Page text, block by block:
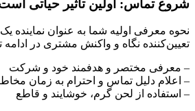
شروع تماس: اولین تاثیر حیاتی
نحوه معرفی اولیه شما به عنوان نماینده
تعیین‌کننده نگاه و واکنش مشتری در
– معرفی مختصر و هدفمند خود و شرکت
– اعلام دلیل تماس و احترام به زمان
– استفاده از لحن گرم، خوشایند و قاطع